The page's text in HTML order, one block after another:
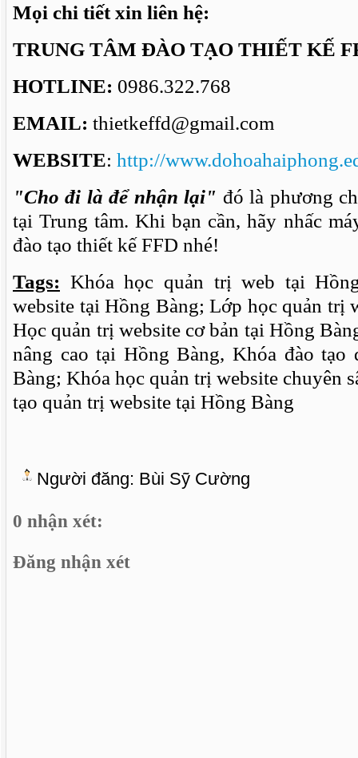
Mọi chi tiết xin liên hệ:
TRUNG TÂM ĐÀO TẠO THIẾT KẾ
HOTLINE: 0986.322.768
EMAIL: thietkeffd@gmail.com
WEBSITE: http://
"Cho đi là để nhận lại" đó là phương
tại Trung tâm. Khi bạn cần, hãy nhấc
đào tạo thiết kế FFD nhé!
Tags: Khóa học quản trị web tại
website tại Hồng Bàng; Lớp học quản trị
Học quản trị website cơ bản tại Hồng
nâng cao tại Hồng Bàng, Khóa đào
Bàng; Khóa học quản trị website chuyên
tạo quản trị website tại Hồng Bàng
Người đăng: Bùi Sỹ Cường
0 nhận xét:
Đăng nhận xét